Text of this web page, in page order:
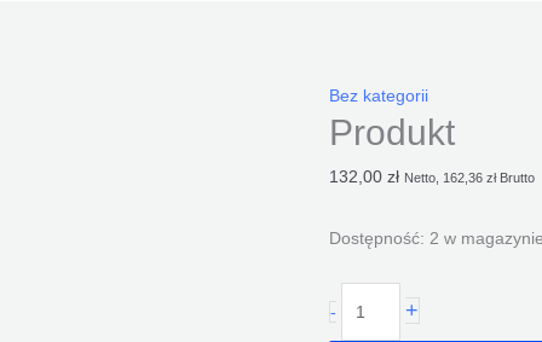
Bez kategorii
Produkt
132,00 zł Netto, 162,36 złBrutto
Dostępność: 2 w magazynie
-
ilość
Produkt
+